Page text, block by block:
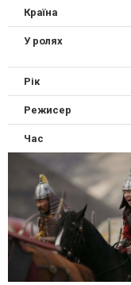
Країна
У ролях
Рік
Режисер
Час